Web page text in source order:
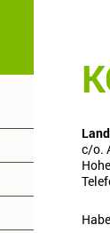
c/o.